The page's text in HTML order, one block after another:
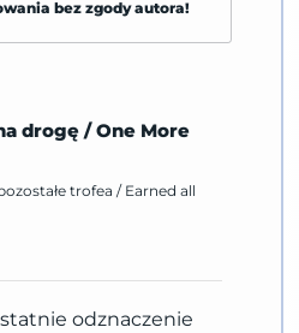
bez zgody autora!
drogę /One More
trofea / Earned all
odznaczenie